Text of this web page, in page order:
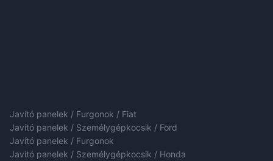
Javító panelek / Furgonok / Fiat
Javító panelek / Személygépkocsik / Ford
Javító panelek / Furgonok
Javító panelek / Személygépkocsik / Honda